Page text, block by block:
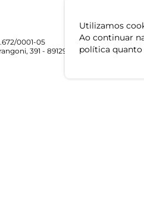
Utilizamos
Ao continuar
política quanto
0001-05
391 - 89129-080 - Luiz Alves - SC